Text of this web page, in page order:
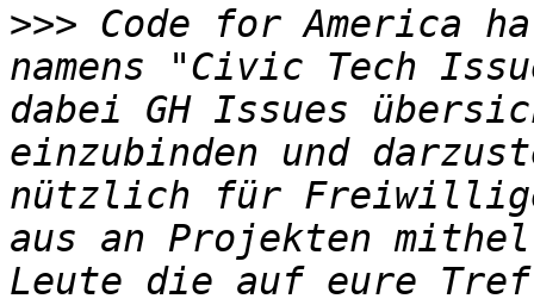
>>> Code for America
namens "Civic Tech
dabei GH Issues
einzubinden und
nützlich für Freiwillige
aus an Projekten
Leute die auf eure